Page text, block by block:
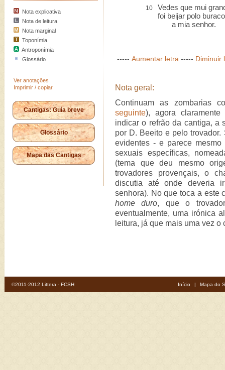
Nota explicativa
Nota de leitura
Nota marginal
Toponímia
Antroponímia
Glossário
Ver anotações
Imprimir / copiar
Cantigas: Guia breve
Glossário
Mapa das Cantigas
10
Vedes que mui
foi beijar polo buraco
a mia senhor.
----- Aumentar letra ----- Diminuir
Nota geral:
Continuam as zombarias
seguinte), agora claramente
indicar o refrão da cantiga, a
por D. Beeito e pelo
evidentes - e parece
sexuais específicas,
(tema que deu mesmo
trovadores provençais, o
discutia até onde deveria
senhora). No que toca a este
home duro, que o
eventualmente, uma irónica
leitura, já que mais uma vez
©2011-2012 Littera - FCSH Início | Mapa do